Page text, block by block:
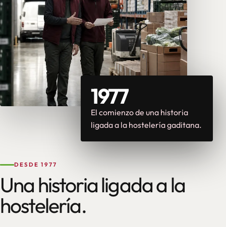
1977
El comienzo de una historia
ligada a la hostelería gaditana.
DESDE 1977
Una historia ligada a la
hostelería.